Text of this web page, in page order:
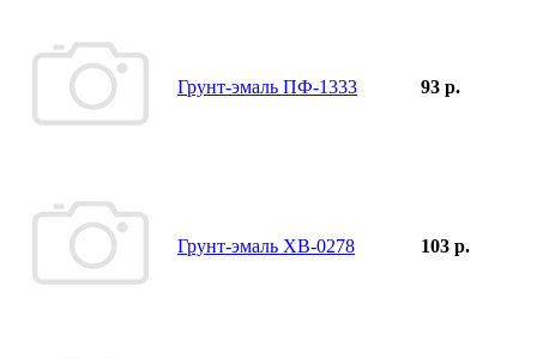
Грунт-эмаль ПФ-1333 93 р.
Грунт-эмаль ХВ-0278 103 р.